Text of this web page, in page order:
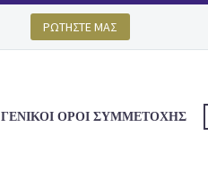
ΡΩΤΗΣΤΕ ΜΑΣ
ΓΕΝΙΚΟΙ ΟΡΟΙ ΣΥΜΜΕΤΟΧΗΣ